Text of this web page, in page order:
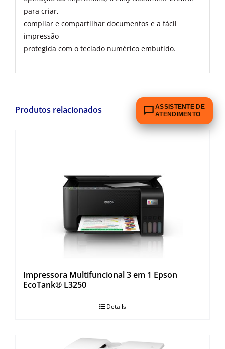
para criar,
compilar e compartilhar documentos e a fácil
impressão
protegida com o teclado numérico embutido.
Produtos relacionados
Impressora Multifuncional 3 em 1 Epson
EcoTank® L3250
Details
ASSISTENTE DE
ATENDIMENTO